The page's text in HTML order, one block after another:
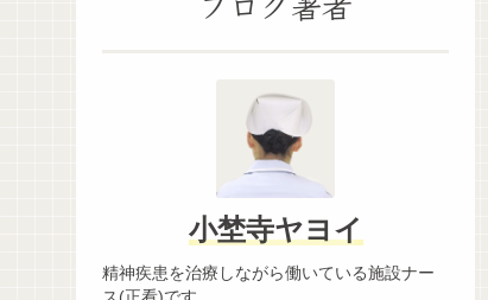
小埜寺ヤヨイ
精神疾患を治療しながら働いている施設ナー
ス(正看)です。